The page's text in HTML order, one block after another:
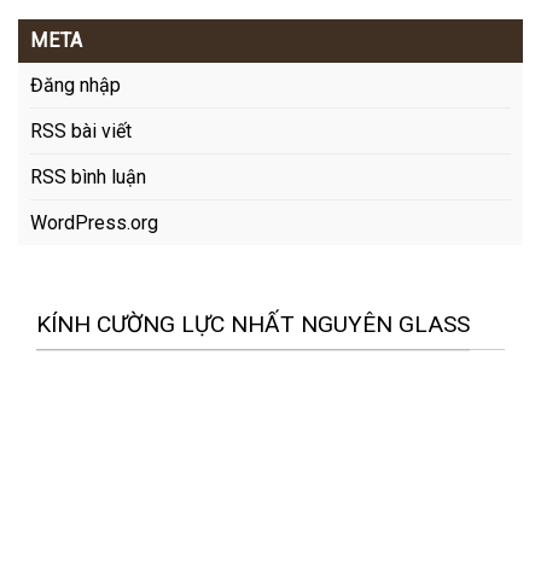
META
Đăng nhập
RSS bài viết
RSS bình luận
WordPress.org
KÍNH CƯỜNG LỰC NHẤT NGUYÊN GLASS